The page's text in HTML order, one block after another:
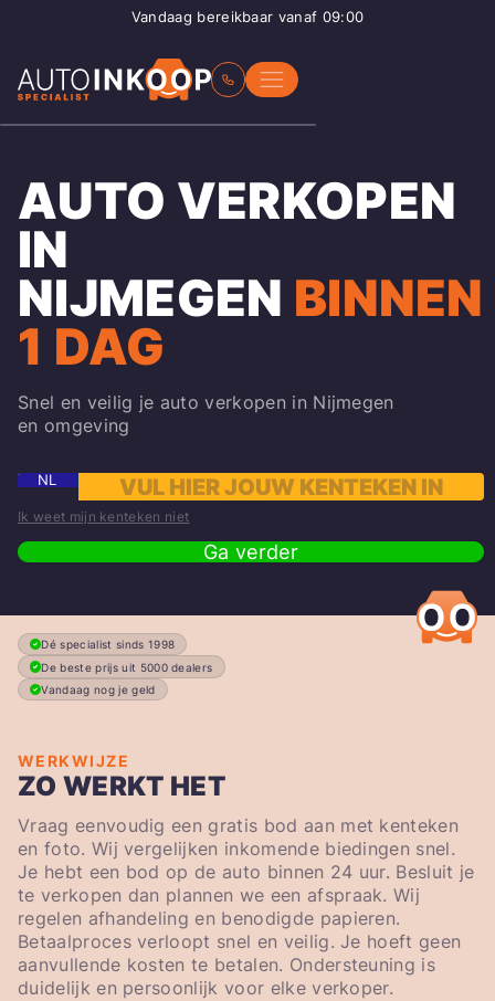
Vandaag bereikbaar vanaf 09:00
AUTO VERKOPEN
IN
NIJMEGEN BINNEN
1 DAG
Snel en veilig je auto verkopen in Nijmegen
en omgeving
NL
Ik weet mijn kenteken niet
Ga verder
Dé specialist sinds 1998
De beste prijs uit 5000 dealers
Vandaag nog je geld
WERKWIJZE
ZO WERKT HET
Vraag eenvoudig een gratis bod aan met kenteken
en foto. Wij vergelijken inkomende biedingen snel.
Je hebt een bod op de auto binnen 24 uur. Besluit je
te verkopen dan plannen we een afspraak. Wij
regelen afhandeling en benodigde papieren.
Betaalproces verloopt snel en veilig. Je hoeft geen
aanvullende kosten te betalen. Ondersteuning is
duidelijk en persoonlijk voor elke verkoper.